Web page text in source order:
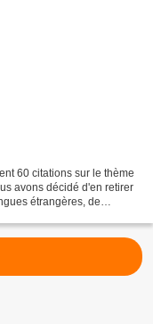
60 citations sur le thème
avons décidé d'en retirer
étrangères, de